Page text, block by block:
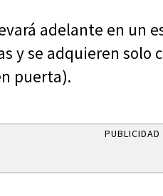
adelante en un
y se adquieren solo
puerta).
PUBLICIDAD